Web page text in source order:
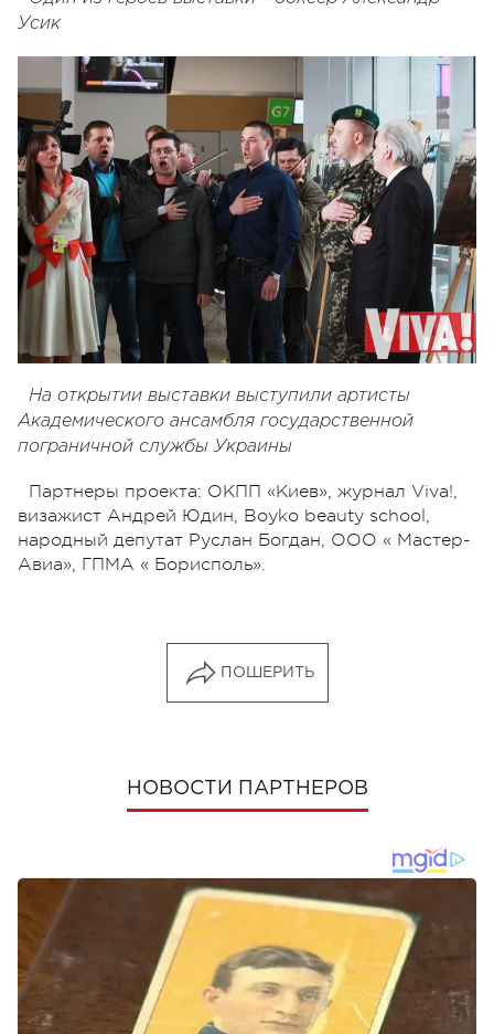
Усик
На открытии выставки выступили артисты
Академического ансамбля государственной
пограничной службы Украины
Партнеры проекта: ОКПП «Киев», журнал Viva!,
визажист Андрей Юдин, Boyko beauty school,
народный депутат Руслан Богдан, ООО « Мастер-
Авиа», ГПМА « Борисполь».
ПОШЕРИТЬ
НОВОСТИ ПАРТНЕРОВ